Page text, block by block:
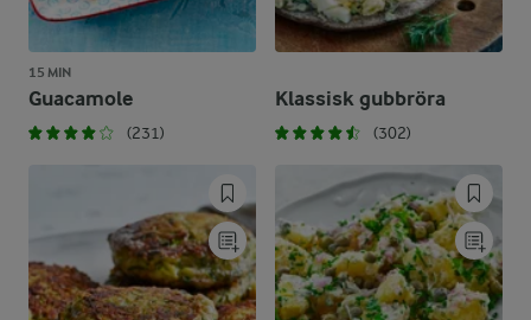
15 MIN
Guacamole
(231)
Klassisk gubbröra
(302)